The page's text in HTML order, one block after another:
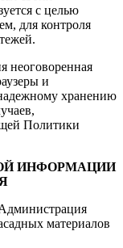
с целью
для контроля
неоговоренная
и
хранению
Политики
ИНФОРМАЦИИ
материалов